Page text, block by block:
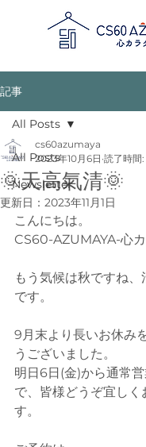
記事
All Posts
Newsletter
All Posts
🌞天高氣清🌞
cs60azumaya
2023年10月6日 読了時間:
更新日： 2023年11月1日
こんにちは。
CS60-AZUMAYA-心
もう気候は秋ですね
です。
9月末より長いお休み
うございました。
明日6日(金)から通常
で、皆様どうぞ宜しく
す。